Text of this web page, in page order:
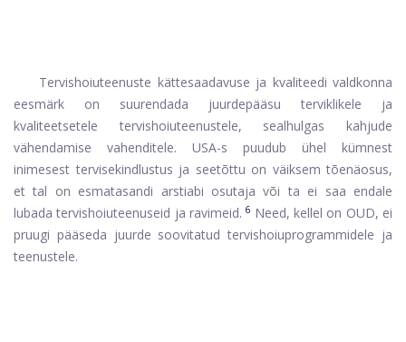
Tervishoiuteenuste kättesaadavuse ja kvaliteedi valdkonna
eesmärk on suurendada juurdepääsu terviklikele ja
kvaliteetsetele tervishoiuteenustele, sealhulgas kahjude
vähendamise vahenditele. USA-s puudub ühel kümnest
inimesest tervisekindlustus ja seetõttu on väiksem tõenäosus,
et tal on esmatasandi arstiabi osutaja või ta ei saa endale
lubada tervishoiuteenuseid ja ravimeid. 6 Need, kellel on OUD, ei
pruugi pääseda juurde soovitatud tervishoiuprogrammidele ja
teenustele.